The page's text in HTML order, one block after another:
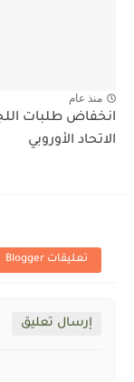
منذ عام
انخفاض طلبات
الاتحاد الأوروبي
تعليقات Blogger
إرسال تعليق